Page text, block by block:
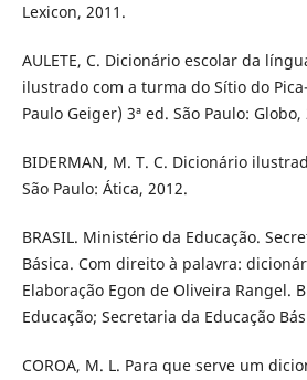
Lexicon, 2011.
AULETE, C. Dicionário escolar da
ilustrado com a turma do Sítio do
Paulo Geiger) 3ª ed. São Paulo: Globo,
BIDERMAN, M. T. C. Dicionário
São Paulo: Ática, 2012.
BRASIL. Ministério da Educação.
Básica. Com direito à palavra:
Elaboração Egon de Oliveira Rangel.
Educação; Secretaria da Educação
COROA, M. L. Para que serve um